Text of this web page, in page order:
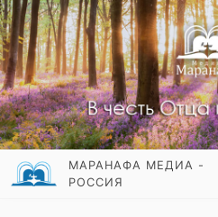
МАРАНАФА МЕДИА -
РОССИЯ